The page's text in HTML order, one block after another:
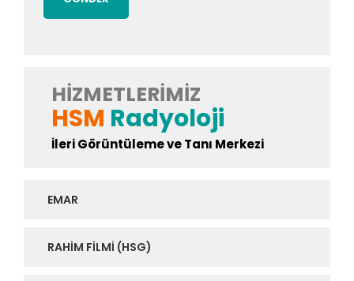
HIZMETLERIMIZ
HSM Radyoloji
İleri Görüntüleme ve Tanı Merkezi
EMAR
RAHIM FILMI (HSG)